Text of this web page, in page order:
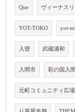
Que ヴィーナス
YOT-TOKO yot-
入曽 武蔵浦和
入間市 彩の国入
元町コミュニティ広場